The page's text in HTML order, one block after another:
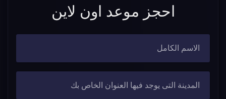
احجز موعد اون لاين